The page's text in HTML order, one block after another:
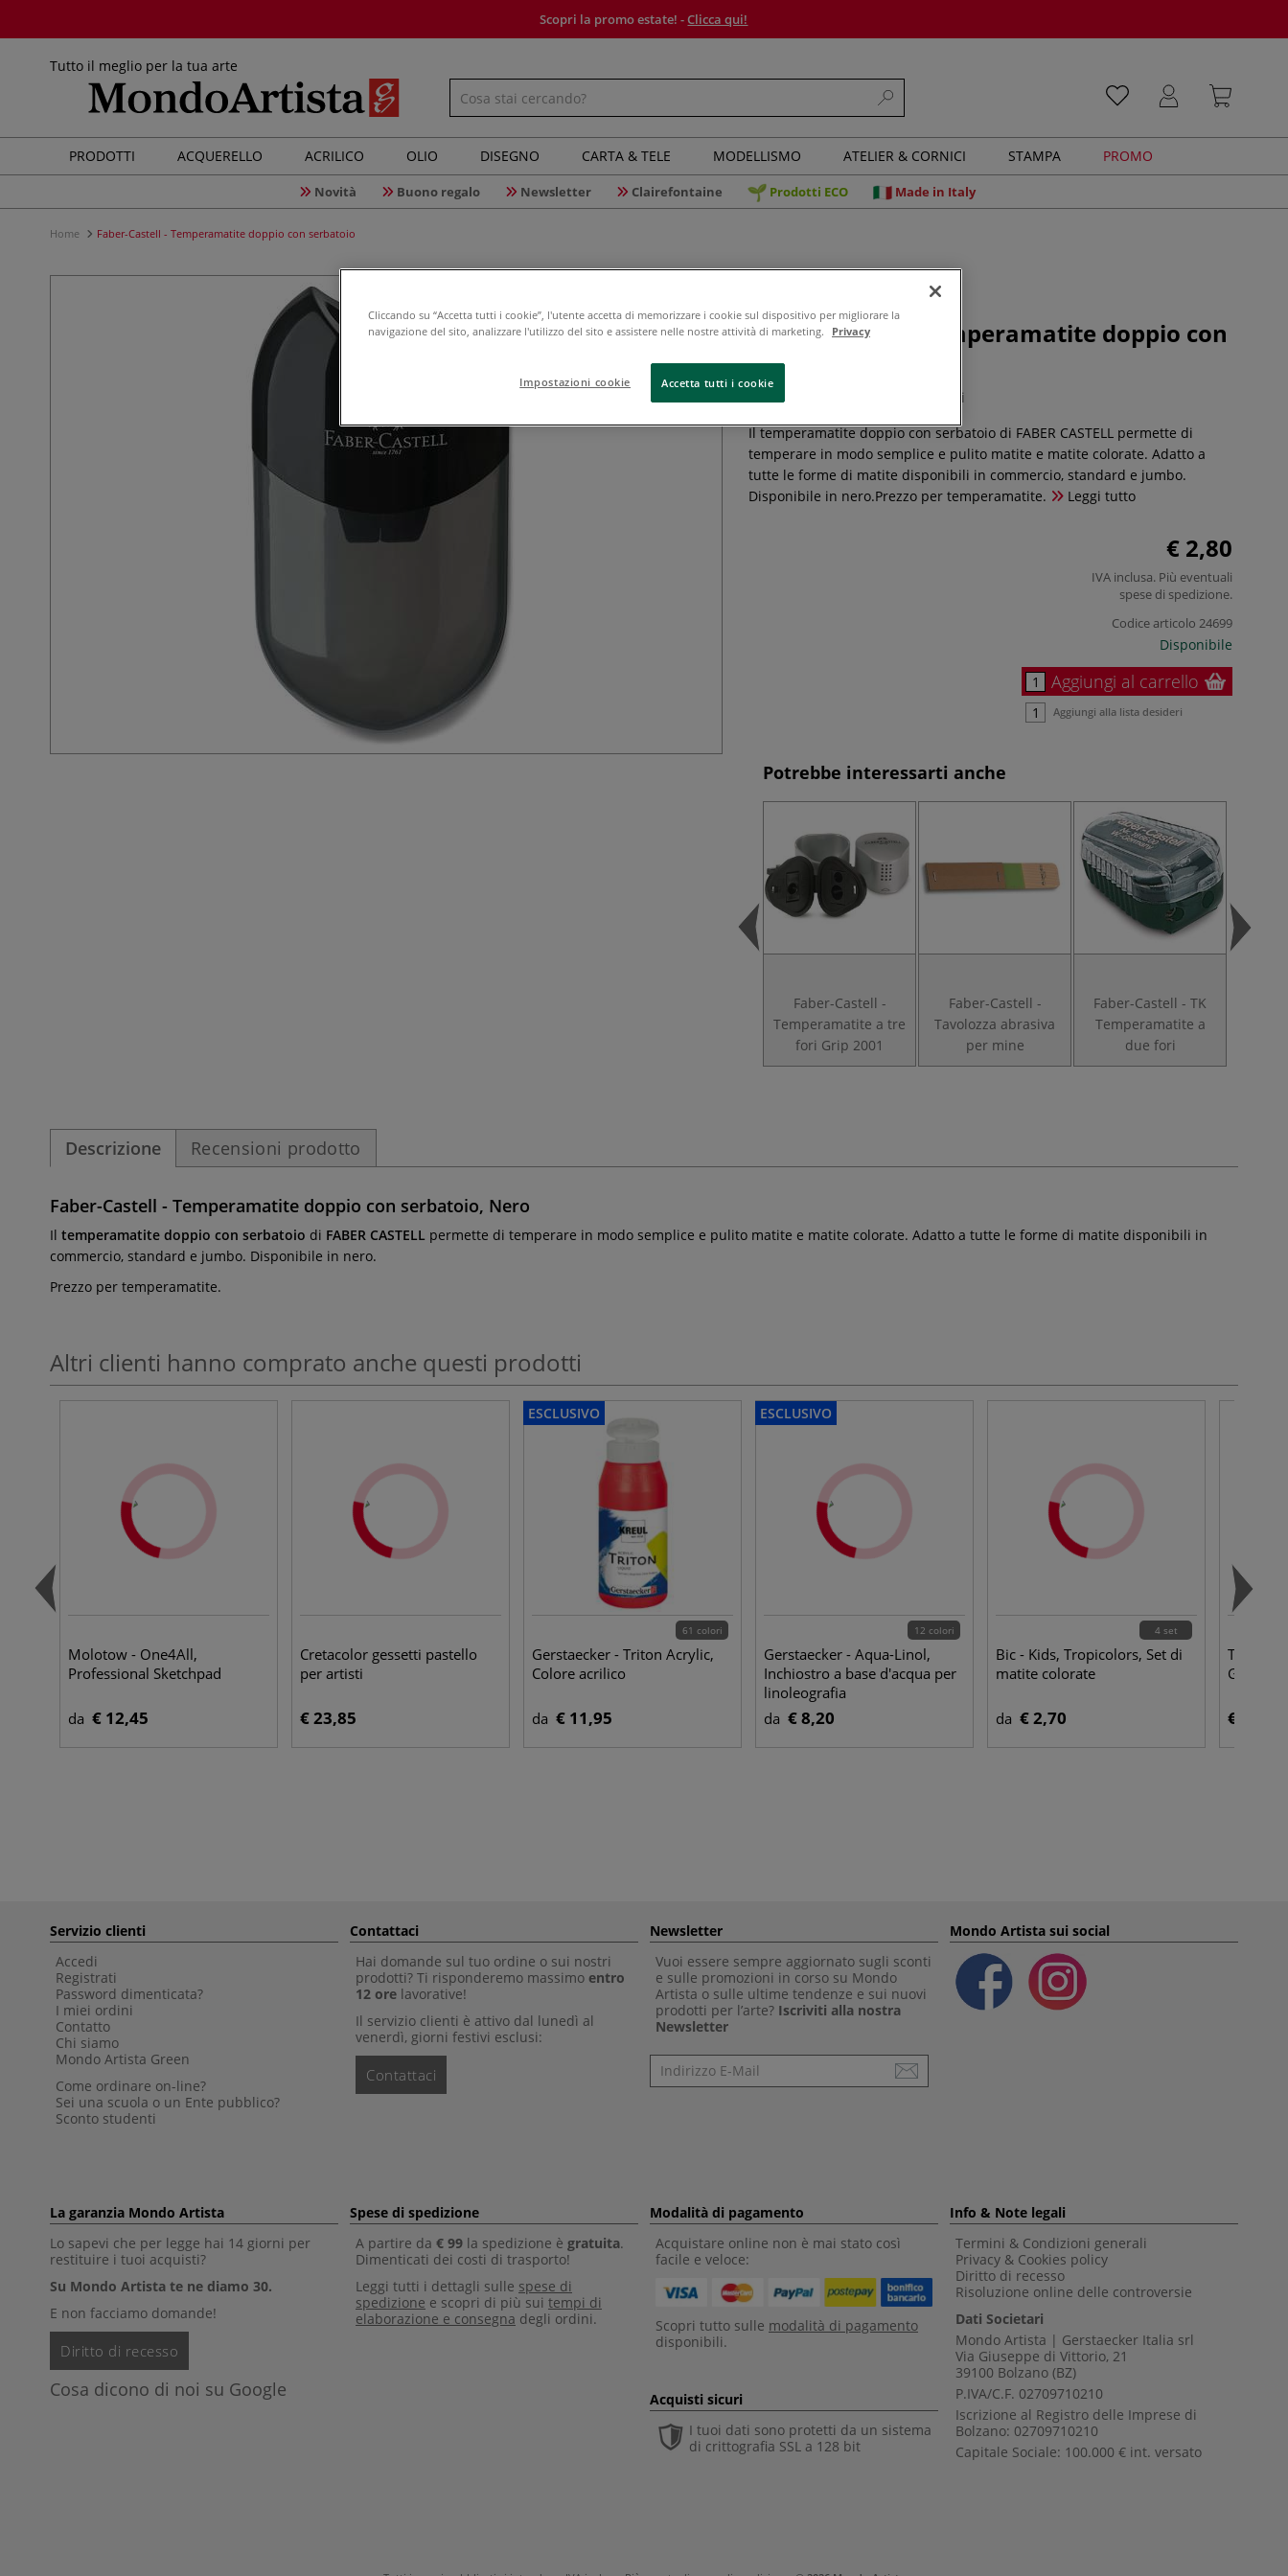
Scopri la promo estate! -Clicca qui!
Tutto il meglio per la tua arte
PRODOTTI ACQUERELLO ACRILICO OLIO DISEGNO CARTA & TELE MODELLISMO ATELIER & CORNICI STAMPA PROMO
Novità Buono regalo Newsletter Clairefontaine Prodotti ECO Made in Italy
Home Faber-Castell - Temperamatite doppio con serbatoio
Faber-Castell - Temperamatite doppio con
serbatoio
0 recensioni
Il temperamatite doppio con serbatoio di FABER CASTELL permette di
temperare in modo semplice e pulito matite e matite colorate. Adatto a
tutte le forme di matite disponibili in commercio, standard e jumbo.
Disponibile in nero.Prezzo per temperamatite.
Leggi tutto
€ 2,80
IVA inclusa. Più eventuali
spese di spedizione.
Codice articolo 24699
Disponibile
Aggiungi al carrello
Aggiungi alla lista desideri
Potrebbe interessarti anche
Faber-Castell -
Temperamatite a tre
fori Grip 2001
Faber-Castell -
Tavolozza abrasiva
per mine
Faber-Castell - TK
Temperamatite a
due fori
Descrizione Recensioni prodotto
Faber-Castell - Temperamatite doppio con serbatoio, Nero
Il temperamatite doppio con serbatoio di FABER CASTELL permette di temperare in modo semplice e pulito matite e matite colorate. Adatto a tutte le forme di matite disponibili in
commercio, standard e jumbo. Disponibile in nero.
Prezzo per temperamatite.
Altri clienti hanno comprato anche questi prodotti
Molotow - One4All,
Professional Sketchpad
da € 12,45
Cretacolor gessetti pastello
per artisti
€ 23,85
ESCLUSIVO
61 colori
Gerstaecker - Triton Acrylic,
Colore acrilico
da € 11,95
ESCLUSIVO
12 colori
Gerstaecker - Aqua-Linol,
Inchiostro a base d'acqua per
linoleografia
da € 8,20
4 set
Bic - Kids, Tropicolors, Set di
matite colorate
da € 2,70
Gomma
€ 4,50
Servizio clienti
Accedi
Registrati
Password dimenticata?
I miei ordini
Contatto
Chi siamo
Mondo Artista Green
Come ordinare on-line?
Sei una scuola o un Ente pubblico?
Sconto studenti
Contattaci
Hai domande sul tuo ordine o sui nostri
prodotti? Ti risponderemo massimo entro
12 ore lavorative!
Il servizio clienti è attivo dal lunedì al
venerdì, giorni festivi esclusi:
Contattaci
Newsletter
Vuoi essere sempre aggiornato sugli sconti
e sulle promozioni in corso su Mondo
Artista o sulle ultime tendenze e sui nuovi
prodotti per l’arte? Iscriviti alla nostra
Newsletter
Newsletter
Mondo Artista sui social
La garanzia Mondo Artista
Lo sapevi che per legge hai 14 giorni per
restituire i tuoi acquisti?
Su Mondo Artista te ne diamo 30.
E non facciamo domande!
Diritto di recesso
Cosa dicono di noi su Google
Spese di spedizione
A partire da € 99 la spedizione è gratuita.
Dimenticati dei costi di trasporto!
Leggi tutti i dettagli sulle spese di
spedizione e scopri di più sui tempi di
elaborazione e consegna degli ordini.
Modalità di pagamento
Acquistare online non è mai stato così
facile e veloce:
Scopri tutto sulle modalità di pagamento
disponibili.
Info & Note legali
Termini & Condizioni generali
Privacy & Cookies policy
Diritto di recesso
Risoluzione online delle controversie
Dati Societari
Mondo Artista | Gerstaecker Italia srl
Via Giuseppe di Vittorio, 21
39100 Bolzano (BZ)
P.IVA/C.F. 02709710210
Iscrizione al Registro delle Imprese di
Bolzano: 02709710210
Capitale Sociale: 100.000 € int. versato
Acquisti sicuri
I tuoi dati sono protetti da un sistema
di crittografia SSL a 128 bit
Cliccando su “Accetta tutti i cookie”, l'utente accetta di memorizzare i cookie sul dispositivo per migliorare la
navigazione del sito, analizzare l'utilizzo del sito e assistere nelle nostre attività di marketing.
Privacy
Impostazioni cookie Accetta tutti i cookie